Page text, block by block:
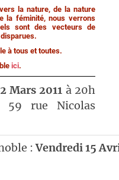
la nature, de la nature
la féminité, nous verrons
sont des vecteurs de
à tous et toutes.
ici.
Mars 2011 à 20h
rue Nicolas
:Vendredi 15